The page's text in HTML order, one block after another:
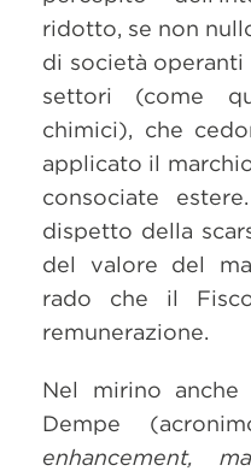
ridotto, se non
di società
settori (come
chimici), che
applicato il
consociate
dispetto della
del valore del
rado che il
remunerazione.
Nel mirino anche
Dempe
enhancement,